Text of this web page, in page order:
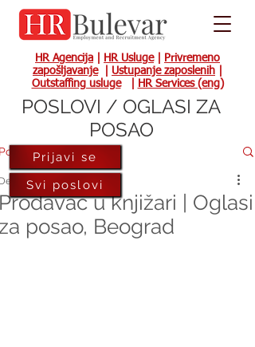
HR Agencija HR Usluge|
Privremeno
zapošljavanje| Ustupanje zaposlenih
Outstaffing usluge| HR Services (eng)
u knjižari | Oglasi
posao, Beograd
21, 2023
Prijavi se
Svi poslovi
POSLOVI / OGLASI ZA
POSAO